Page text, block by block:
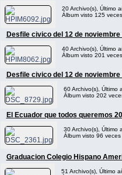
20 Archivo(s), Último
Álbum visto 125 veces
Desfile civico del 12 de
40 Archivo(s), Último
Álbum visto 201 veces
Desfile civico del 12 de
60 Archivo(s), Último
Álbum visto 202
El Ecuador que todos queremos
30 Archivo(s), Último
Álbum visto 96 veces
Graduacion Colegio Hispano
51 Archivo(s), Último